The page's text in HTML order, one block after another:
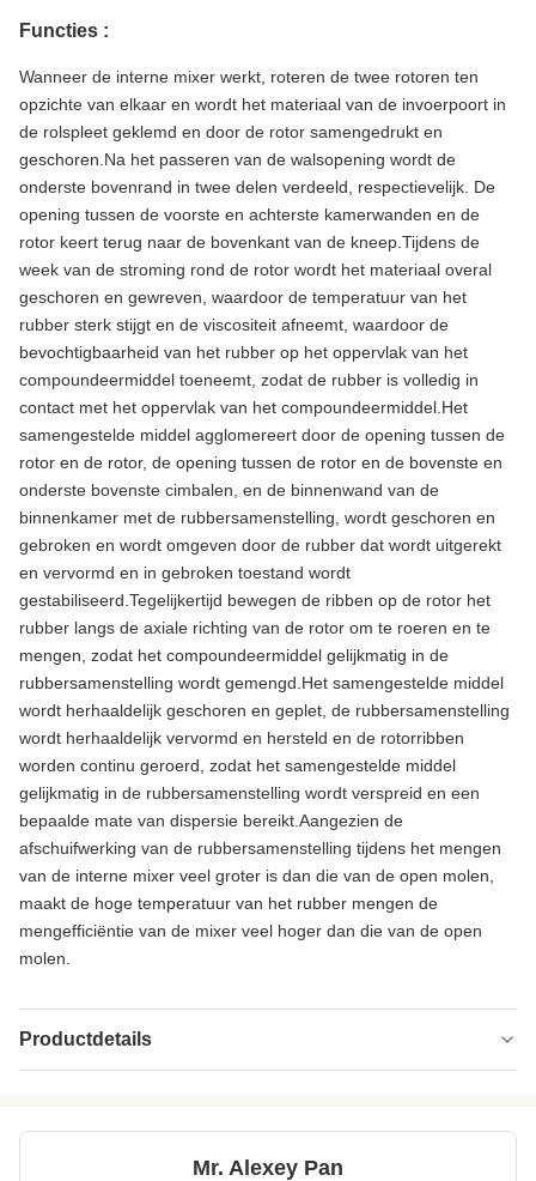
Functies :
Wanneer de interne mixer werkt, roteren de twee rotoren ten
opzichte van elkaar en wordt het materiaal van de invoerpoort in
de rolspleet geklemd en door de rotor samengedrukt en
geschoren.Na het passeren van de walsopening wordt de
onderste bovenrand in twee delen verdeeld, respectievelijk. De
opening tussen de voorste en achterste kamerwanden en de
rotor keert terug naar de bovenkant van de kneep.Tijdens de
week van de stroming rond de rotor wordt het materiaal overal
geschoren en gewreven, waardoor de temperatuur van het
rubber sterk stijgt en de viscositeit afneemt, waardoor de
bevochtigbaarheid van het rubber op het oppervlak van het
compoundeermiddel toeneemt, zodat de rubber is volledig in
contact met het oppervlak van het compoundeermiddel.Het
samengestelde middel agglomereert door de opening tussen de
rotor en de rotor, de opening tussen de rotor en de bovenste en
onderste bovenste cimbalen, en de binnenwand van de
binnenkamer met de rubbersamenstelling, wordt geschoren en
gebroken en wordt omgeven door de rubber dat wordt uitgerekt
en vervormd en in gebroken toestand wordt
gestabiliseerd.Tegelijkertijd bewegen de ribben op de rotor het
rubber langs de axiale richting van de rotor om te roeren en te
mengen, zodat het compoundeermiddel gelijkmatig in de
rubbersamenstelling wordt gemengd.Het samengestelde middel
wordt herhaaldelijk geschoren en geplet, de rubbersamenstelling
wordt herhaaldelijk vervormd en hersteld en de rotorribben
worden continu geroerd, zodat het samengestelde middel
gelijkmatig in de rubbersamenstelling wordt verspreid en een
bepaalde mate van dispersie bereikt.Aangezien de
afschuifwerking van de rubbersamenstelling tijdens het mengen
van de interne mixer veel groter is dan die van de open molen,
maakt de hoge temperatuur van het rubber mengen de
mengefficiëntie van de mixer veel hoger dan die van de open
molen.
Productdetails
Mr. Alexey Pan